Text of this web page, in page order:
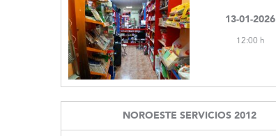
13-01-2026
12:00 h
NOROESTE SERVICIOS 2012